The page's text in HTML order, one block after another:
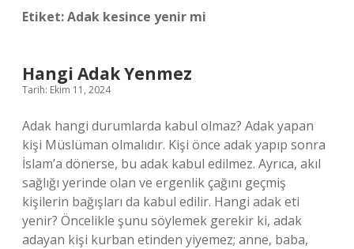
Etiket:Adak kesince yenir mi
Hangi Adak Yenmez
Tarih: Ekim 11, 2024
Adak hangi durumlarda kabul olmaz? Adak yapan
kişi Müslüman olmalıdır. Kişi önce adak yapıp sonra
İslam’a dönerse, bu adak kabul edilmez. Ayrıca, akıl
sağlığı yerinde olan ve ergenlik çağını geçmiş
kişilerin bağışları da kabul edilir. Hangi adak eti
yenir? Öncelikle şunu söylemek gerekir ki, adak
adayan kişi kurban etinden yiyemez; anne, baba,